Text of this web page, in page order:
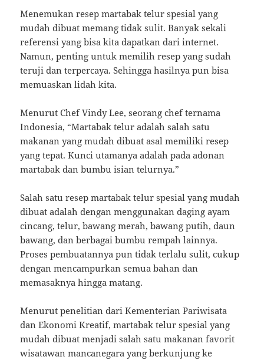
Menemukan resep martabak telur spesial yang
mudah dibuat memang tidak sulit. Banyak sekali
referensi yang bisa kita dapatkan dari internet.
Namun, penting untuk memilih resep yang sudah
teruji dan terpercaya. Sehingga hasilnya pun bisa
memuaskan lidah kita.
Menurut Chef Vindy Lee, seorang chef ternama
Indonesia, “Martabak telur adalah salah satu
makanan yang mudah dibuat asal memiliki resep
yang tepat. Kunci utamanya adalah pada adonan
martabak dan bumbu isian telurnya.”
Salah satu resep martabak telur spesial yang mudah
dibuat adalah dengan menggunakan daging ayam
cincang, telur, bawang merah, bawang putih, daun
bawang, dan berbagai bumbu rempah lainnya.
Proses pembuatannya pun tidak terlalu sulit, cukup
dengan mencampurkan semua bahan dan
memasaknya hingga matang.
Menurut penelitian dari Kementerian Pariwisata
dan Ekonomi Kreatif, martabak telur spesial yang
mudah dibuat menjadi salah satu makanan favorit
wisatawan mancanegara yang berkunjung ke